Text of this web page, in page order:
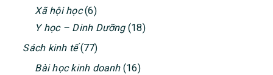
Xã hội học(6)
Y học – Dinh Dưỡng(18)
Sách kinh tế(77)
Bài học kinh doanh(16)